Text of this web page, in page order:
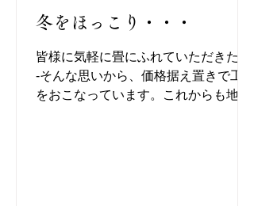
冬をほっこり・・・
皆様に気軽に畳にふれていただきたい-
-そんな思いから、価格据え置きで工事
をおこなっています。これからも地域